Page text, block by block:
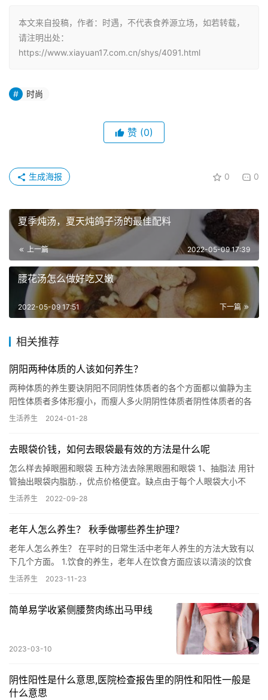
本文来自投稿，作者：时遇，不代表食养源立场，如若转载，
请注明出处：
https://www.xiayuan17.com.cn/shys/4091.html
时尚
赞 (0)
0 0
生成海报
夏季炖汤，夏天炖鸽子汤的最佳配料
上一篇 2022-05-09 17:39
腰花汤怎么做好吃又嫩
下一篇
2022-05-09 17:51
相关推荐
阴阳两种体质的人该如何养生？
两种体质的养生要诀阴阳不同阴性体质者的各个方面都以偏静为主
阳性体质者多体形瘦小，而瘦人多火阴阴性体质者阴性体质者的各
个方面都以偏静为主，因此在调养时要侧重于让其活跃多动，经常
生活养生 2024-01-28
去眼袋价钱，如何去眼袋最有效的方法是什么呢
怎么样去掉眼圈和眼袋 五种方法去除黑眼圈和眼袋 1、抽脂法 用针
管抽出眼袋内脂肪.，优点价格便宜。缺点由于每个人眼袋大小不
一，位置也不同，而医生将针管插入时深度不易掌握，因而抽不干…
生活养生 2022-09-28
老年人怎么养生？ 秋季做哪些养生护理？
老年人怎么养生？ 在平时的日常生活中老年人养生的方法大致有以
下几个方面。 1.饮食的养生，老年人在饮食方面应该以清淡的饮食
为主，多吃一些绿色绿叶的蔬菜和粗粮，避免吃过于辛辣刺激以及…
生活养生 2023-11-23
简单易学收紧侧腰赘肉练出马甲线
2023-03-10
阴性阳性是什么意思,医院检查报告里的阴性和阳性一般是
什么意思